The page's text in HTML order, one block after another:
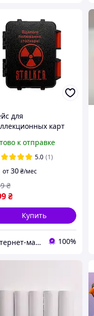
для
карт
|
3D-печать
с красным)
к отправке
5.0 (1)
от30₴/мес
₴
₴
Купить
Інтернет-магазин "Marti" 100%